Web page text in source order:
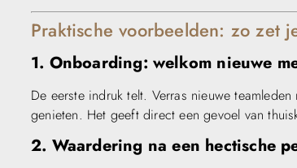
Praktische voorbeelden: zo zet
1. Onboarding: welkom nieuwe
De eerste indruk telt. Verras nieuwe teamleden
genieten. Het geeft direct een gevoel van
2. Waardering na een hectische